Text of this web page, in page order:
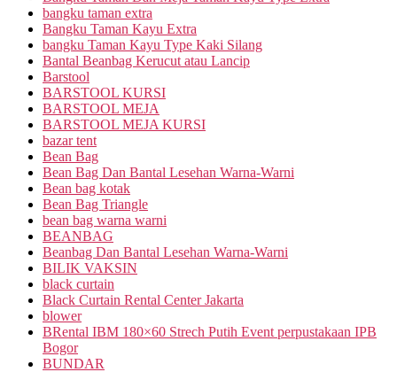
bangku taman extra
Bangku Taman Kayu Extra
bangku Taman Kayu Type Kaki Silang
Bantal Beanbag Kerucut atau Lancip
Barstool
BARSTOOL KURSI
BARSTOOL MEJA
BARSTOOL MEJA KURSI
bazar tent
Bean Bag
Bean Bag Dan Bantal Lesehan Warna-Warni
Bean bag kotak
Bean Bag Triangle
bean bag warna warni
BEANBAG
Beanbag Dan Bantal Lesehan Warna-Warni
BILIK VAKSIN
black curtain
Black Curtain Rental Center Jakarta
blower
BRental IBM 180×60 Strech Putih Event perpustakaan IPB
Bogor
BUNDAR